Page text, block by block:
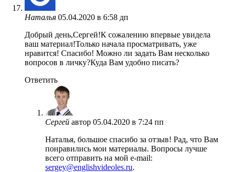
Наталья 05.04.2020 в 6:58 дп
Добрый день,Сергей!К сожалению впервые увидела
ваш материал!Только начала просматривать, уже
нравится! Спасибо! Можно ли задать Вам несколько
вопросов в личку?Куда Вам удобно писать?
Ответить
Сергей автор 05.04.2020 в 7:24 пп
Наталья, большое спасибо за отзыв! Рад, что Вам
понравились мои материалы. Вопросы лучше
всего отправить на мой e-mail:
sergey@englishvideoles.ru.